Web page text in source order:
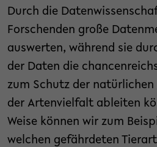
Durch die
Forschenden große
auswerten, während sie
der Daten die
zum Schutz der natürlichen
der Artenvielfalt ableiten
Weise können wir zum
welchen gefährdeten